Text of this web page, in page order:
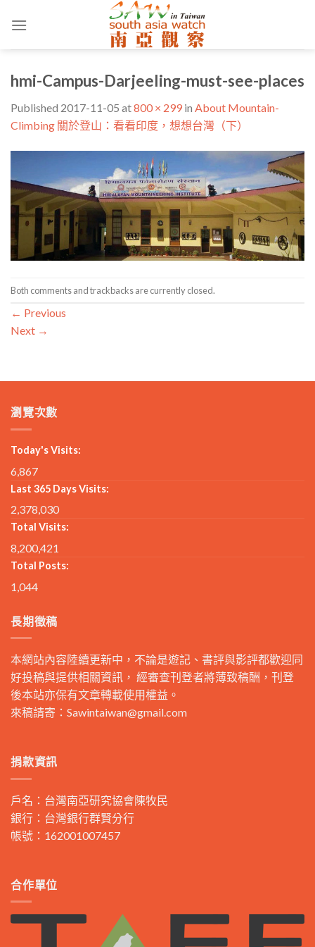
hmi-Campus-Darjeeling-must-see-places
Published 2017-11-05 at800 × 299 in About Mountain-
Climbing 關於登山：看看印度，想想台灣（下）
Both comments and trackbacks are currently closed.
← Previous
Next →
瀏覽次數
Today's Visits:
6,867
Last 365 Days Visits:
2,378,030
Total Visits:
8,200,421
Total Posts:
1,044
長期徵稿
本網站內容陸續更新中，不論是遊記、書評與影評都歡迎同
好投稿與提供相關資訊， 經審查刊登者將薄致稿酬，刊登
後本站亦保有文章轉載使用權益。
來稿請寄： Sawintaiwan@gmail.com
捐款資訊
戶名：台灣南亞研究協會陳牧民
銀行：台灣銀行群賢分行
帳號：162001007457
合作單位